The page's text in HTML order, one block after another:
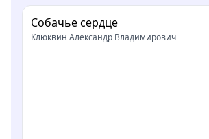
Собачье сердце
Клюквин Александр Владимирович